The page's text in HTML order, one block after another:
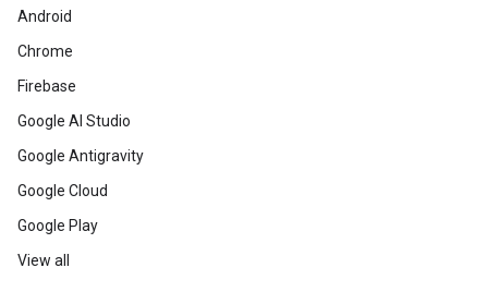
Android
Chrome
Firebase
Google AI Studio
Google Antigravity
Google Cloud
Google Play
View all